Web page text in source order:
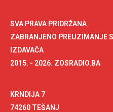
SVA PRAVA PRIDRŽANA
ZABRANJENO PREUZIMANJE
IZDAVAČA
2015. - 2026. ZOSRADIO.BA
KRNDIJA 7
74260 TEŠANJ